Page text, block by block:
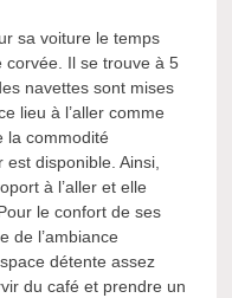
sa voiture le temps
corvée. Il se trouve à 5
navettes sont mises
lieu à l’aller comme
la commodité
disponible. Ainsi,
à l’aller et elle
le confort de ses
de l’ambiance
détente assez
du café et prendre un